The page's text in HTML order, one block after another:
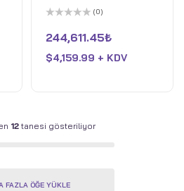
Laptop - Intel Core Ultra
NVIDIA GeForce RTX
5080 - 2TB SSD -
üzerinden
0
aldı
(0)
244,611.45₺
$4,159.99 + KDV
12 tanesi gösteriliyor
FAZLA ÖĞE YÜKLE